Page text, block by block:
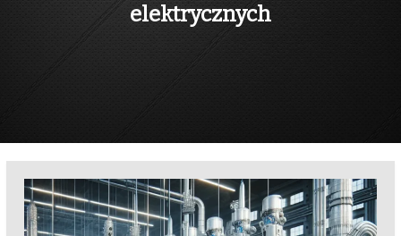
elektrycznych